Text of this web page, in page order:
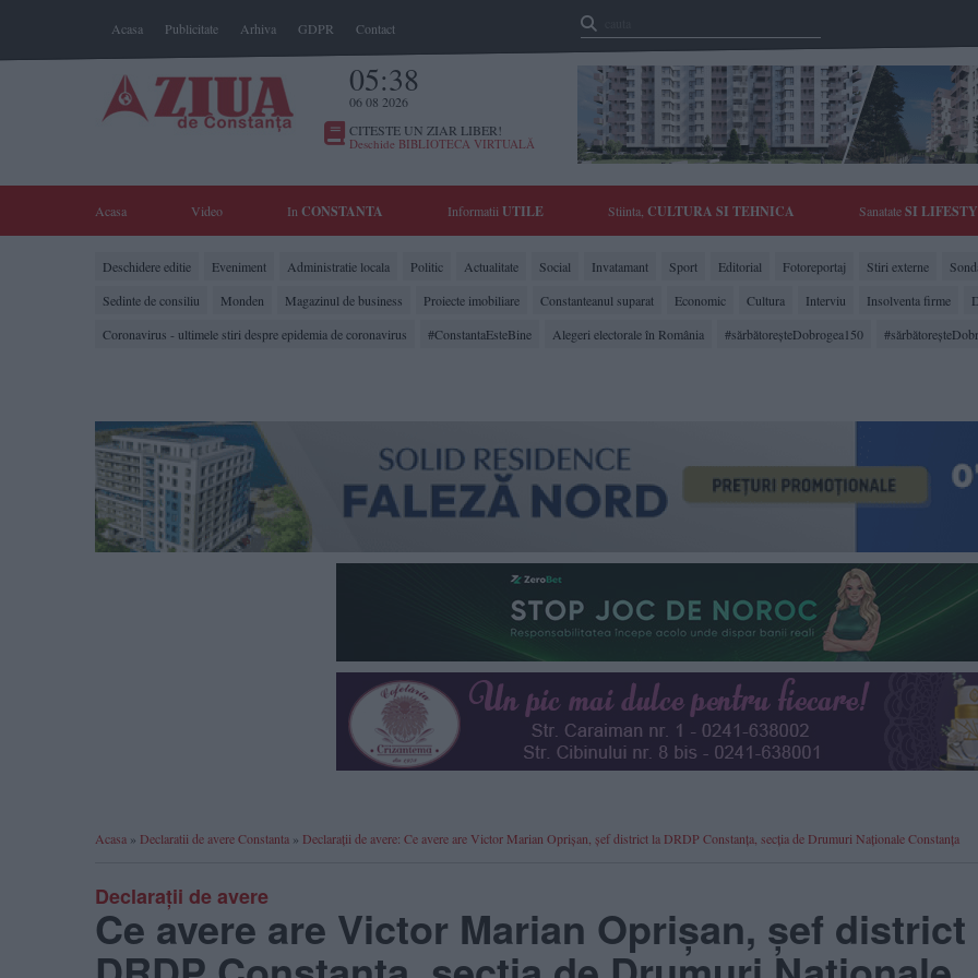
Acasa Publicitate Arhiva GDPR Contact
05:38
06 08 2026
CITESTE UN ZIAR LIBER!
Deschide BIBLIOTECA VIRTUALĂ
Acasa Video In CONSTANTA Informatii UTILE Stiinta, CULTURA SI TEHNICA SanatateSI
Deschidere editie Eveniment Administratie locala Politic Actualitate Social Invatamant Sport Editorial Fotoreportaj Stiri externe
Sedinte de consiliu
Monden Magazinul de business Proiecte imobiliare Constanteanul suparat Economic Cultura Interviu Insolventa firme
Coronavirus - ultimele stiri despre epidemia de coronavirus
#ConstantaEsteBine Alegeri electorale în România #sărbătoreşteDobrogea150
Acasa » Declaratii de avere Constanta » Declarații de avere: Ce avere are Victor Marian Oprișan, șef district la DRDP Constanța, secția de Drumuri Naționale Constanța
Declarații de avere
Ce avere are Victor Marian Oprișan, șef district